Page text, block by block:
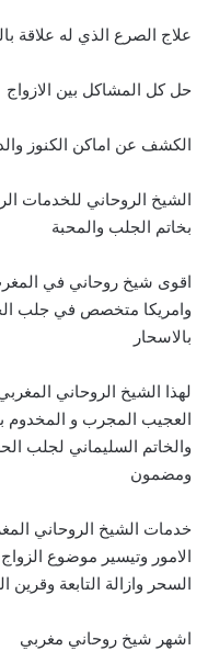
علاج الصرع الذي له علاقة
حل كل المشاكل بين الازواج
الكشف عن اماكن الكنوز
الشيخ الروحاني للخدمات
بخاتم الجلب والمحبة
اقوى شيخ روحاني في المغرب
وامريكا متخصص في جلب
بالاسحار
لهذا الشيخ الروحاني
العجيب المجرب و المخدوم
والخاتم السليماني لجلب
ومضمون
خدمات الشيخ الروحاني
الامور وتيسير موضوع
السحر وازالة التابعة وقرين
اشهر شيخ روحاني مغربي